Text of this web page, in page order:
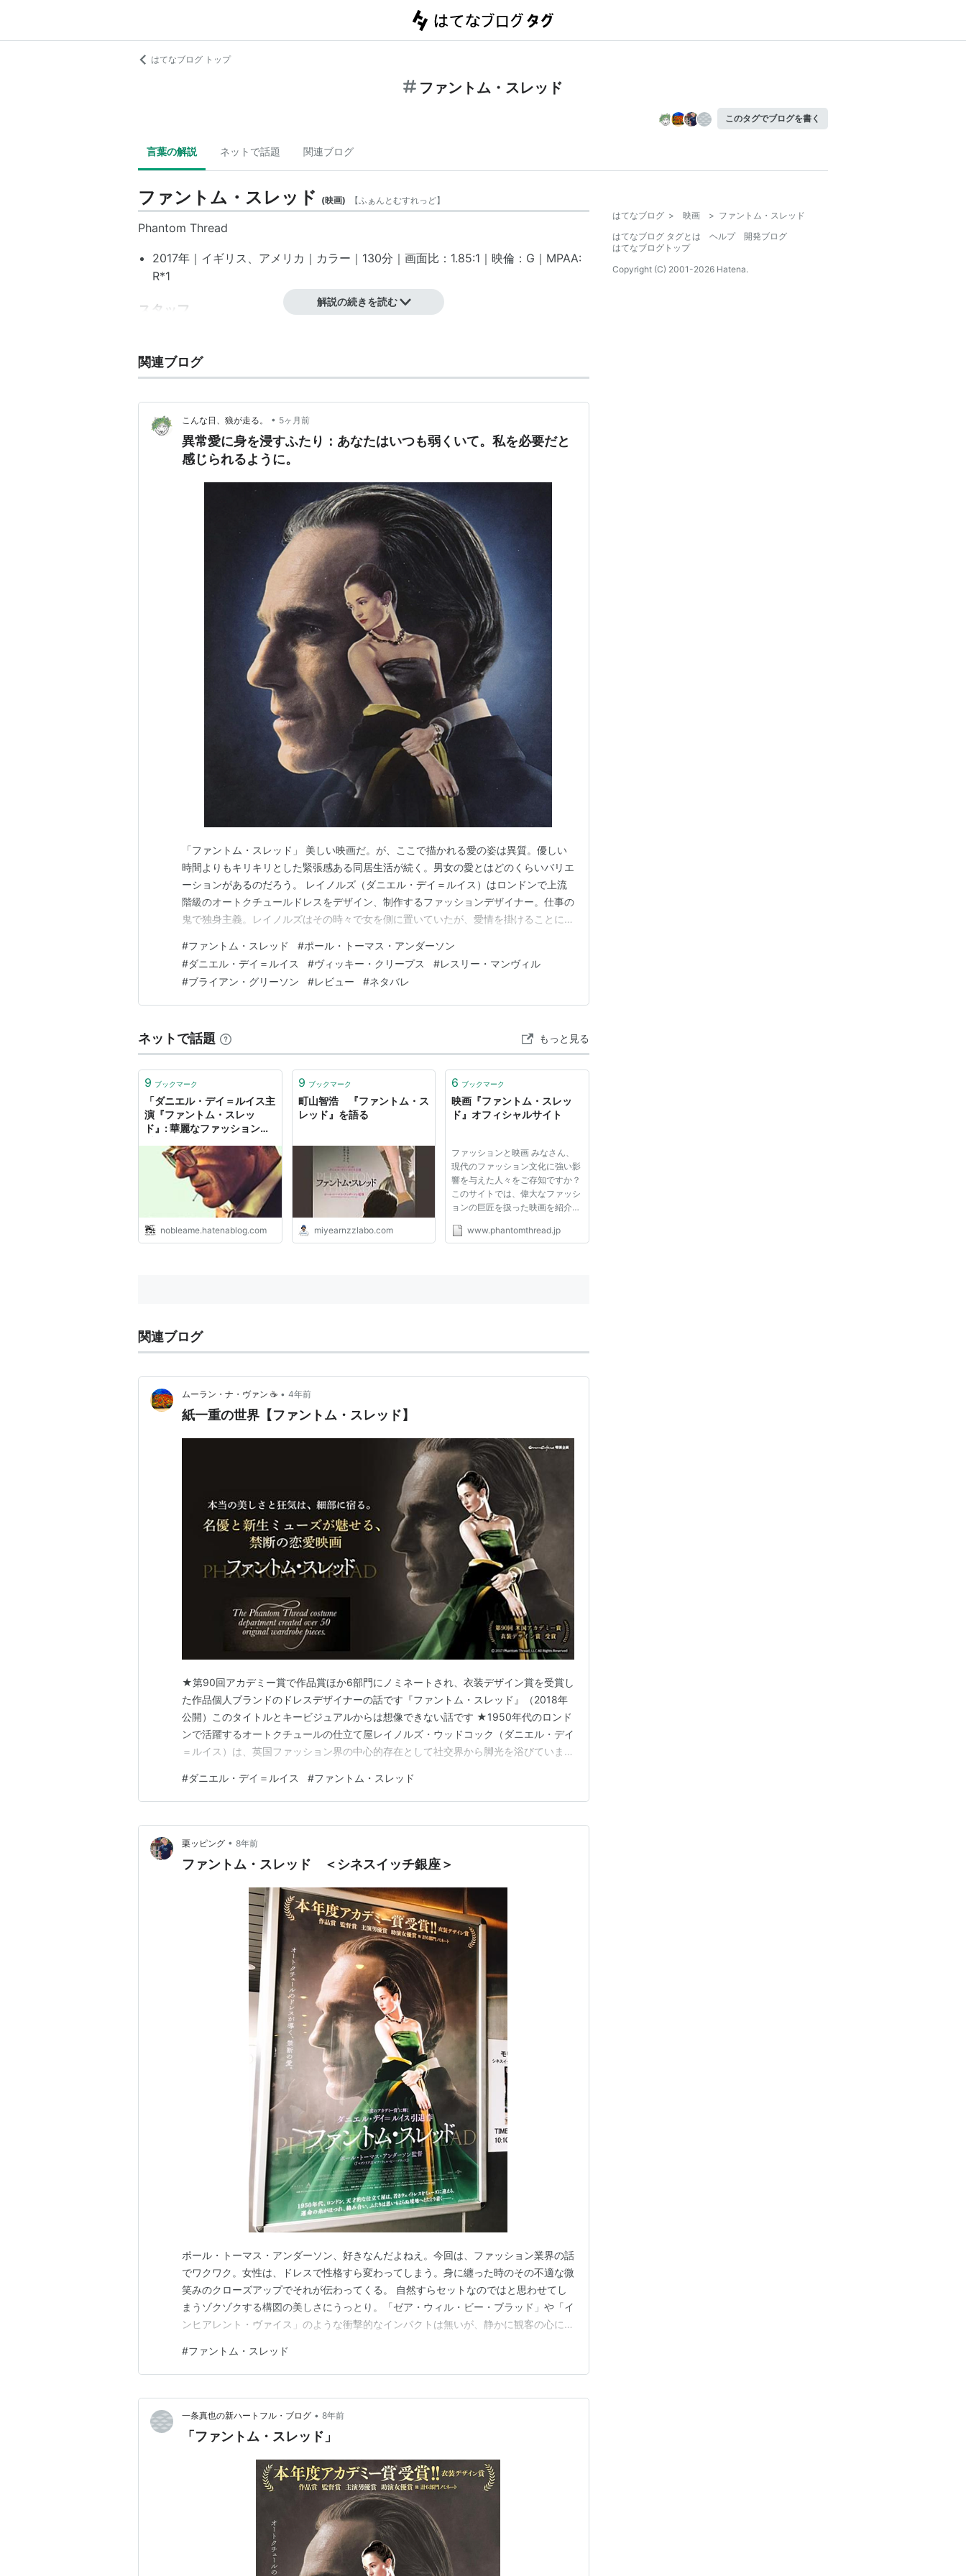
はてなブログ トップ
ファントム・スレッド
このタグでブログを書く
言葉の解説 ネットで話題 関連ブログ
ファントム・スレッド (映画) 【ふぁんとむすれっど】
Phantom Thread
2017年｜イギリス、アメリカ｜カラー｜130分｜画面比：1.85:1｜映倫：G｜MPAA:
R*1
スタッフ
製作：ポール・トーマス・アンダーソン
ョアン・セラー
製作総指揮：チェルシー・バーナード、ピーター・ヘルスロップ、アダム・ソムナー
撮影：ポール・トーマス・アンダーソン
プロダクション・デザイン：マーク・ティルデスリー
衣装デザイン：マーク・ブリッジス
ジョニー・グリーンウッド
ダニエル・デイ＝ルイス
ヴィッキー・クリープス
アカデミー賞
受賞：衣装デザイン賞
候補：作品賞、監督賞、オリジナル作曲賞、主演男優賞、助演女優賞
*1:Rated R for language.
解説の続きを読む
関連ブログ
こんな日、狼が走る。 • 5ヶ月前
異常愛に身を浸すふたり：あなたはいつも弱くいて。私を必要だと
感じられるように。
「ファントム・スレッド」 美しい映画だ。が、ここで描かれる愛の姿は異質。優しい
時間よりもキリキリとした緊張感ある同居生活が続く。男女の愛とはどのくらいバリエ
ーションがあるのだろう。 レイノルズ（ダニエル・デイ＝ルイス）はロンドンで上流
階級のオートクチュールドレスをデザイン、制作するファッションデザイナー。仕事の
鬼で独身主義。レイノルズはその時々で女を側に置いていたが、愛情を掛けることに熱
ンヴィル）がレイノルズに代わって別れを管理した。レイノルズはデザインの事だけを
考えていればいい。 白髪交じりのダニエル・デイ＝ルイス…
#ファントム・スレッド #ポール・トーマス・アンダーソン
#ダニエル・デイ＝ルイス #ヴィッキー・クリープス #レスリー・マンヴィル
#ブライアン・グリーソン #レビュー #ネタバレ
ネットで話題 もっと見る
9 ブックマーク
「ダニエル・デイ＝ルイス主
演『ファントム・スレッ
ド』: 華麗なファッションと
diary♪手に取った瞬間から愛
着が湧く♪
nobleame.hatenablog.com
9 ブックマーク
町山智浩 『ファントム・ス
レッド』を語る
miyearnzzlabo.com
6 ブックマーク
映画『ファントム・スレッ
ド』オフィシャルサイト
ファッションと映画 みなさん、
現代のファッション文化に強い影
響を与えた人々をご存知ですか？
このサイトでは、偉大なファッシ
ョンの巨匠を扱った映画を紹介し
ルの映画があります。 ヴィヴィ
www.phantomthread.jp
関連ブログ
ムーラン・ナ・ヴァン ☕️ • 4年前
紙一重の世界【ファントム・スレッド】
★第90回アカデミー賞で作品賞ほか6部門にノミネートされ、衣装デザイン賞を受賞し
た作品個人ブランドのドレスデザイナーの話です『ファントム・スレッド』（2018年
公開）このタイトルとキービジュアルからは想像できない話です ★1950年代のロンド
ンで活躍するオートクチュールの仕立て屋レイノルズ・ウッドコック（ダニエル・デイ
＝ルイス）は、英国ファッション界の中心的存在として社交界から脚光を浴びていまし
女を新たなミューズに迎え入れました 彼はアルマの“完璧な身体”を愛し、彼女をモデル
にドレスを作り続けました 仕事中はアルマに…
#ダニエル・デイ＝ルイス #ファントム・スレッド
栗ッピング • 8年前
ファントム・スレッド ＜シネスイッチ銀座＞
ポール・トーマス・アンダーソン、好きなんだよねえ。今回は、ファッション業界の話
でワクワク。女性は、ドレスで性格すら変わってしまう。身に纏った時のその不適な微
笑みのクローズアップでそれが伝わってくる。 自然すらセットなのではと思わせてし
まうゾクゾクする構図の美しさにうっとり。「ゼア・ウィル・ビー・ブラッド」や「イ
ンヒアレント・ヴァイス」のような衝撃的なインパクトは無いが、静かに観客の心に滲
ル・デイ＝ルイスも良かったけど、それ以上にそのお姉さん役のレスリー・マンヴィル
の演技に脱帽。オープニング、彼女が歩いているだけで、も…
#ファントム・スレッド
一条真也の新ハートフル・ブログ • 8年前
「ファントム・スレッド」
はてなブログ > 映画 > ファントム・スレッド
はてなブログ タグとは
ヘルプ
開発ブログ
はてなブログトップ
Copyright (C) 2001-2026 Hatena.